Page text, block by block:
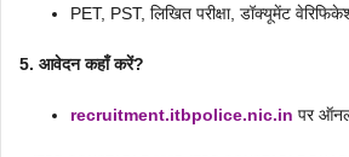
PET, PST, लिखित परीक्षा, डॉक्यूमेंट
5. आवेदन कहाँ करें?
recruitment.itbpolice.nic.in पर